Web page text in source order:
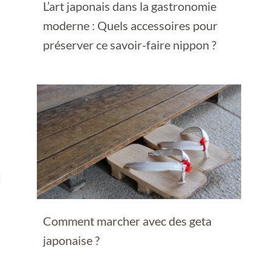
L’art japonais dans la gastronomie
moderne : Quels accessoires pour
préserver ce savoir-faire nippon ?
Comment marcher avec des geta
japonaise ?